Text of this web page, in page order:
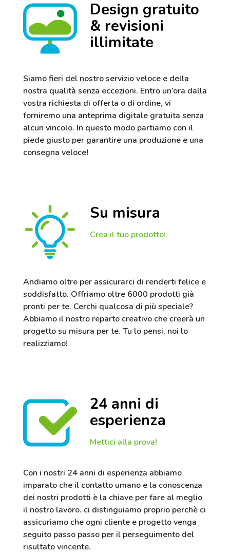
Design gratuito
& revisioni
illimitate
Siamo fieri del nostro servizio veloce e della
nostra qualità senza eccezioni. Entro un’ora dalla
vostra richiesta di offerta o di ordine, vi
forniremo una anteprima digitale gratuita senza
alcun vincolo. In questo modo partiamo con il
piede giusto per garantire una produzione e una
consegna veloce!
Su misura
Crea il tuo prodotto!
Andiamo oltre per assicurarci di renderti felice e
soddisfatto. Offriamo oltre 6000 prodotti già
pronti per te. Cerchi qualcosa di più speciale?
Abbiamo il nostro reparto creativo che creerà un
progetto su misura per te. Tu lo pensi, noi lo
realizziamo!
24 anni di
esperienza
Mettici alla prova!
Con i nostri 24 anni di esperienza abbiamo
imparato che il contatto umano e la conoscenza
dei nostri prodotti è la chiave per fare al meglio
il nostro lavoro. ci distinguiamo proprio perchè ci
assicuriamo che ogni cliente e progetto venga
seguito passo passo per il perseguimento del
risultato vincente.